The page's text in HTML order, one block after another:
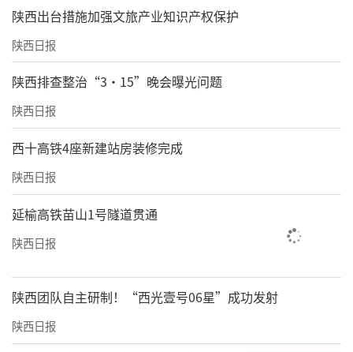
​陕西出台措施加强文旅产业知识产权保护
陕西日报
陕西排查整治“3·15”晚会曝光问题
陕西日报
西十高铁4座新建站房装修完成
陕西日报
延榆高铁苗山1号隧道贯通
陕西日报
陕西团队自主研制！“西光壹号06星”成功发射
陕西日报